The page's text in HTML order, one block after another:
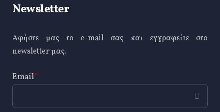
Newsletter
Αφήστε μας το e-mail σας και εγγραφείτε στο
newsletter μας.
Email*